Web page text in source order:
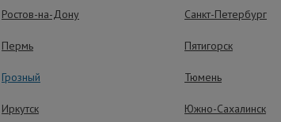
покрытием.
на неровностях.
Важные преимущества
Ростов-на-Дону Санкт-Петербург
Пермь Пятигорск
Грозный Тюмень
Иркутск Южно-Сахалинск